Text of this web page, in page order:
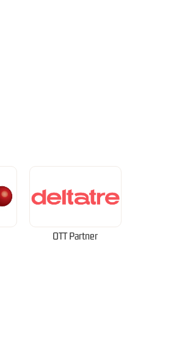
OTT Partner